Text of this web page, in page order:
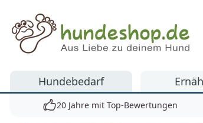
Hundeshop.de
Hundebedarf
20 Jahre mit Top-Bewertungen